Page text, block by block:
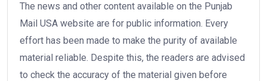
The news and other content available on the Punjab
Mail USA website are for public information. Every
effort has been made to make the purity of available
material reliable. Despite this, the readers are advised
to check the accuracy of the material given before